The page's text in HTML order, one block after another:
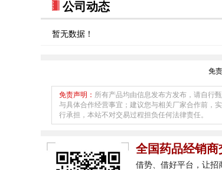
公司动态
暂无数据！
免
免责声明： 所有产品均由信息发布方发布，请自行
与具体合作经营事宜；建议您与相关厂家合作前，
行承担，本站不对交易过程担负任何法律责任。
全国药品经销商
借势、借好平台，让招